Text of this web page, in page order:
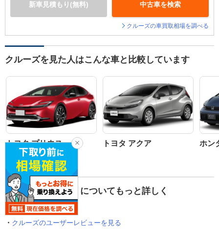
新車見積もり(無料) 中古車を検索
クルーズの車買取相場を調べる
クルーズを見た人はこんな車と比較しています
トヨタ プリウス トヨタ アクア ホン
シボレー クルーズ についてもっと詳しく
知る
クルーズのユーザーレビューを見る